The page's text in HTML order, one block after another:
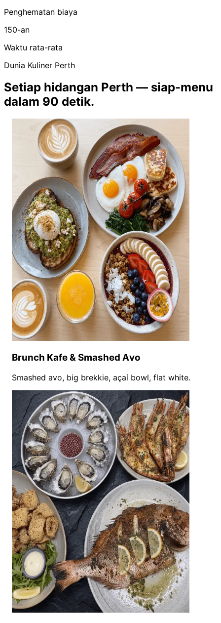
Penghematan biaya
150-an
Waktu rata-rata
Dunia Kuliner Perth
Setiap hidangan Perth — siap-menu
dalam 90 detik.
Brunch Kafe & Smashed Avo
Smashed avo, big brekkie, açaí bowl, flat white.